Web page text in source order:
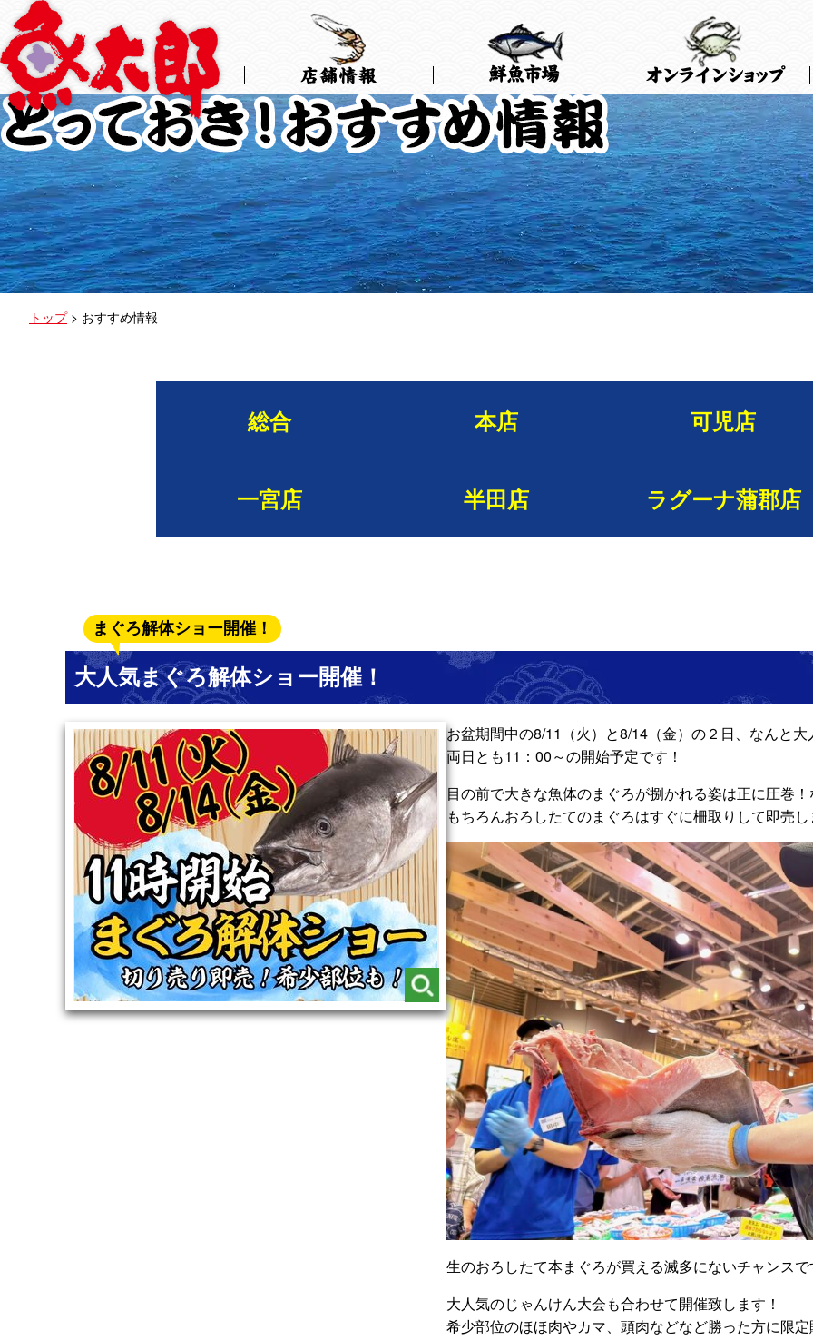
Skip
the
content
トップ > おすすめ情報
総合 本店 可児店
一宮店 半田店 ラグーナ蒲郡店
まぐろ解体ショー開催！
大人気まぐろ解体ショー開催！
お盆期間中の8/11（火）と8/14（金）の２日、なんと
両日とも11：00～の開始予定です！
目の前で大きな魚体のまぐろが捌かれる姿は正に圧巻
もちろんおろしたてのまぐろはすぐに柵取りして即売し
生のおろしたて本まぐろが買える滅多にないチャンス
大人気のじゃんけん大会も合わせて開催致します！
希少部位のほほ肉やカマ、頭肉などなど勝った方に限